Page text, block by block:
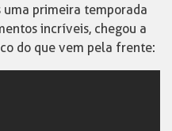
uma primeira temporada
incríveis, chegou a
do que vem pela frente: